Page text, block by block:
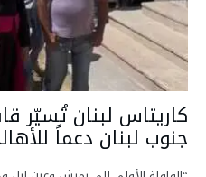
كاريتاس لبنان تُسيّر
جنوب لبنان دعماً